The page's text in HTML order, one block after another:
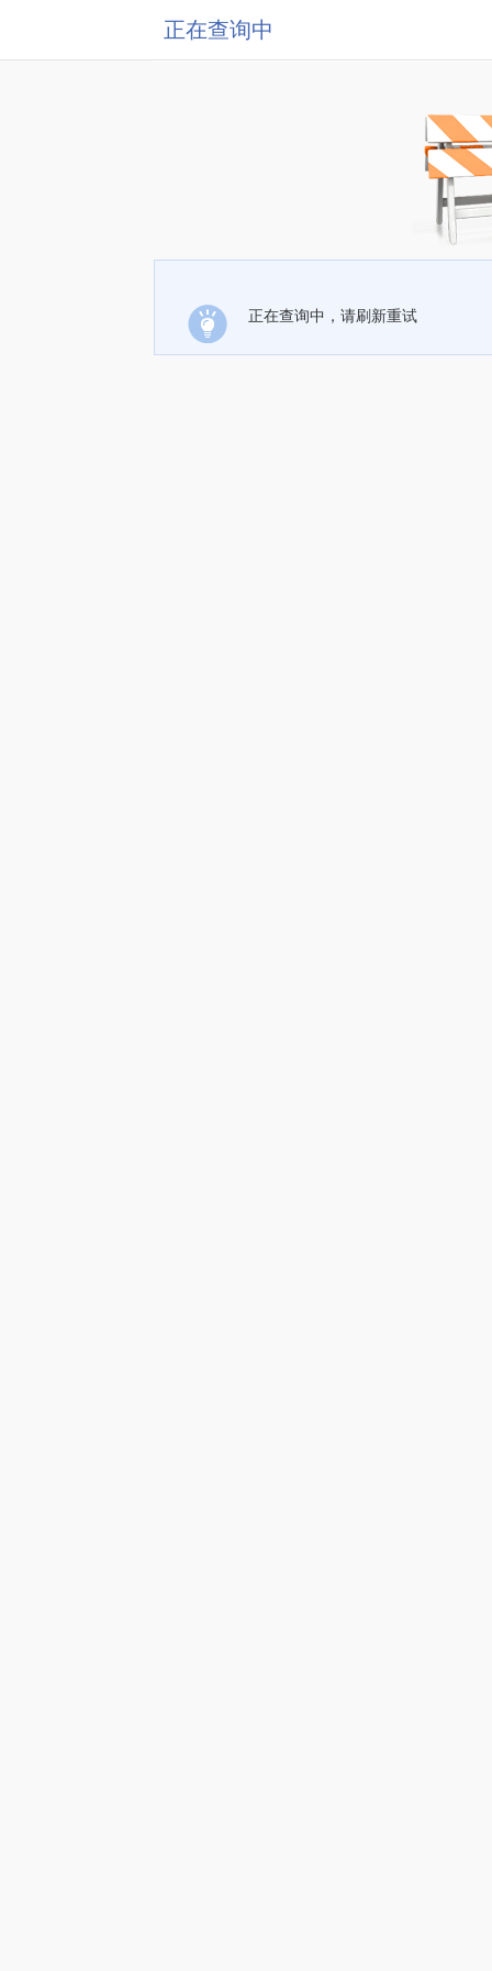
正在查询中
正在查询中，请刷新重试